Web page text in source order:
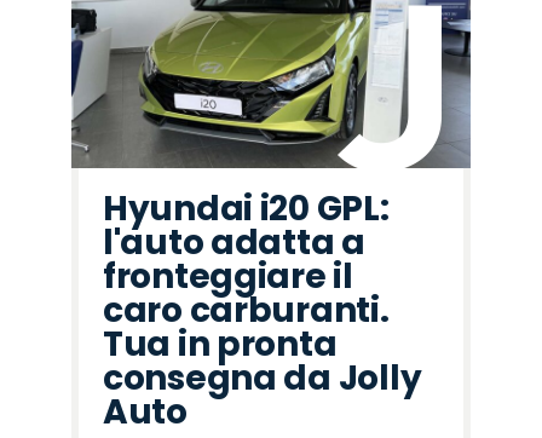
Hyundai i20 GPL:
l'auto adatta a
fronteggiare il
caro carburanti.
Tua in pronta
consegna da Jolly
Auto